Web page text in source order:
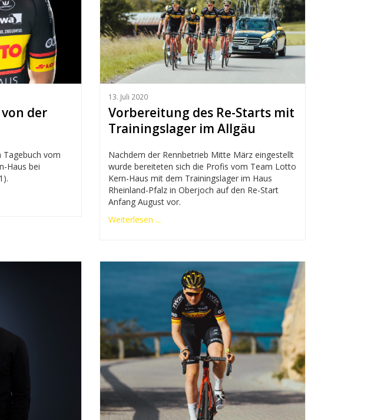
der
Tagebuch vom
Haus bei
13. Juli 2020
Vorbereitung des Re-Starts mit
Trainingslager im Allgäu
Nachdem der Rennbetrieb Mitte März eingestellt
wurde bereiteten sich die Profis vom Team Lotto
Kern-Haus mit dem Trainingslager im Haus
Rheinland-Pfalz in Oberjoch auf den Re-Start
Anfang August vor.
Weiterlesen ...